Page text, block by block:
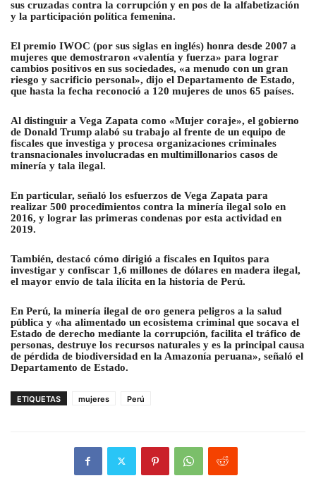
sus cruzadas contra la corrupción y en pos de la alfabetización
y la participación política femenina.
El premio IWOC (por sus siglas en inglés) honra desde 2007 a
mujeres que demostraron «valentía y fuerza» para lograr
cambios positivos en sus sociedades, «a menudo con un gran
riesgo y sacrificio personal», dijo el Departamento de Estado,
que hasta la fecha reconoció a 120 mujeres de unos 65 países.
Al distinguir a Vega Zapata como «Mujer coraje», el gobierno
de Donald Trump alabó su trabajo al frente de un equipo de
fiscales que investiga y procesa organizaciones criminales
transnacionales involucradas en multimillonarios casos de
minería y tala ilegal.
En particular, señaló los esfuerzos de Vega Zapata para
realizar 500 procedimientos contra la minería ilegal solo en
2016, y lograr las primeras condenas por esta actividad en
2019.
También, destacó cómo dirigió a fiscales en Iquitos para
investigar y confiscar 1,6 millones de dólares en madera ilegal,
el mayor envío de tala ilícita en la historia de Perú.
En Perú, la minería ilegal de oro genera peligros a la salud
pública y «ha alimentado un ecosistema criminal que socava el
Estado de derecho mediante la corrupción, facilita el tráfico de
personas, destruye los recursos naturales y es la principal causa
de pérdida de biodiversidad en la Amazonía peruana», señaló el
Departamento de Estado.
ETIQUETAS mujeres Perú